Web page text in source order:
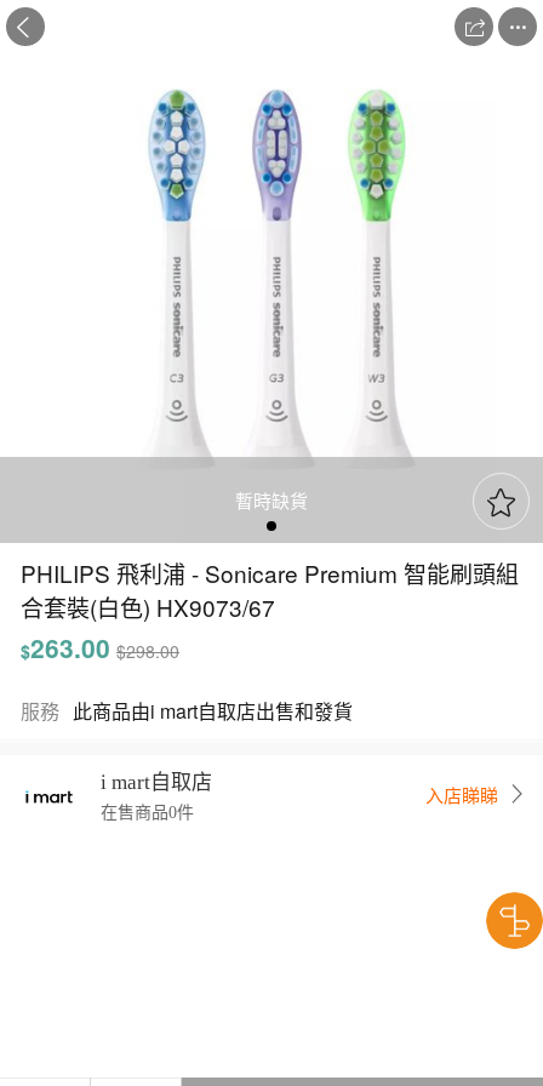
 

暫時缺貨
PHILIPS 飛利浦 - Sonicare Premium 智能刷頭組
合套裝(白色) HX9073/67
$263.00 $298.00
服務 此商品由i mart自取店出售和發貨
i mart自取店
在售商品0件
入店睇睇